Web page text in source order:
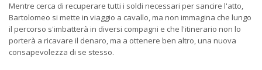
Mentre cerca di recuperare tutti i soldi necessari per sancire l'atto,
Bartolomeo si mette in viaggio a cavallo, ma non immagina che lungo
il percorso s'imbatterà in diversi compagni e che l'itinerario non lo
porterà a ricavare il denaro, ma a ottenere ben altro, una nuova
consapevolezza di se stesso.